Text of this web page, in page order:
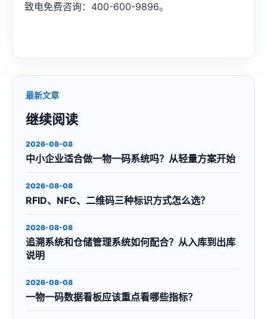
致电免费咨询：400-600-9896。
最新文章
继续阅读
2026-08-08
中小企业适合做一物一码系统吗？从轻量方案开始
2026-08-08
RFID、NFC、二维码三种标识方式怎么选？
2026-08-08
追溯系统和仓储管理系统如何配合？从入库到出库
说明
2026-08-08
一物一码数据看板应该重点看哪些指标？